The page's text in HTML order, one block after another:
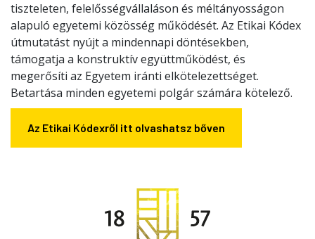
tiszteleten, felelősségvállaláson és méltányosságon
alapuló egyetemi közösség működését. Az Etikai Kódex
útmutatást nyújt a mindennapi döntésekben,
támogatja a konstruktív együttműködést, és
megerősíti az Egyetem iránti elkötelezettséget.
Betartása minden egyetemi polgár számára kötelező.
Az Etikai Kódexről itt olvashatsz bőven